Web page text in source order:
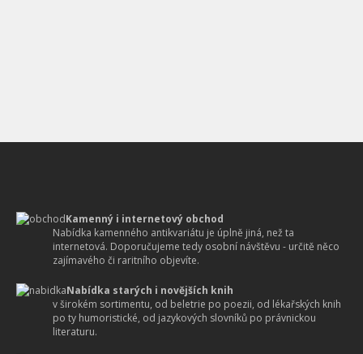
Kamenný i internetový obchod
Nabídka kamenného antikvariátu je úplně jiná, než ta
internetová. Doporučujeme tedy osobní návštěvu - určitě něco
zajímavého či raritního objevíte.
Nabídka starých i novějších knih
v širokém sortimentu, od beletrie po poezii, od lékařských knih
po ty humoristické, od jazykových slovníků po právnickou
literaturu.